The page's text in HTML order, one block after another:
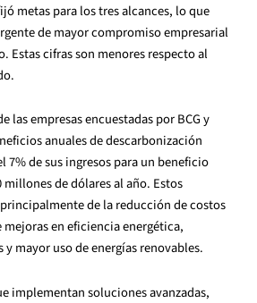
metas para los tres alcances, lo que
de mayor compromiso empresarial
Estas cifras son menores respecto al
las empresas encuestadas por BCG y
anuales de descarbonización
7% de sus ingresos para un beneficio
de dólares al año. Estos
de la reducción de costos
en eficiencia energética,
mayor uso de energías renovables.
implementan soluciones avanzadas,